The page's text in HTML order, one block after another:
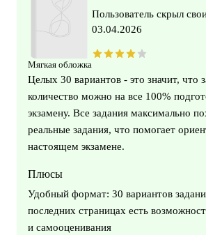
Мягкая обложка
Пользователь скрыл
03.04.2026
Целых 30 вариантов - это значит, что
количество можно на все 100%
экзамену. Все задания максимально
реальные задания, что помогает
настоящем экзамене.
Плюсы
Удобный формат: 30 вариантов
последних страницах есть
и самооценивания